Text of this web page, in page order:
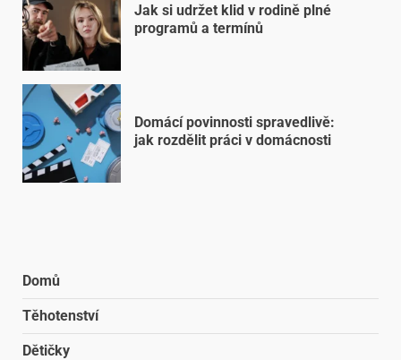
Jak si udržet klid v rodině plné
programů a termínů
Domácí povinnosti spravedlivě:
jak rozdělit práci v domácnosti
Domů
Těhotenství
Dětičky